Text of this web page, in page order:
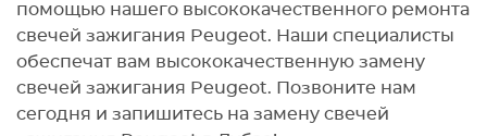
помощью нашего высококачественного ремонта
свечей зажигания Peugeot. Наши специалисты
обеспечат вам высококачественную замену
свечей зажигания Peugeot. Позвоните нам
сегодня и запишитесь на замену свечей